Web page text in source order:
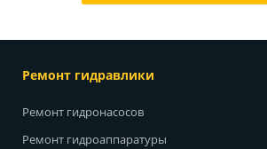
Ремонт гидравлики
Ремонт гидронасосов
Ремонт гидроаппаратуры